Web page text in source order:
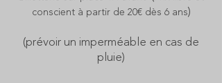
conscient à partir de 20€ dès 6 ans)
(prévoir un imperméable en cas de
pluie)